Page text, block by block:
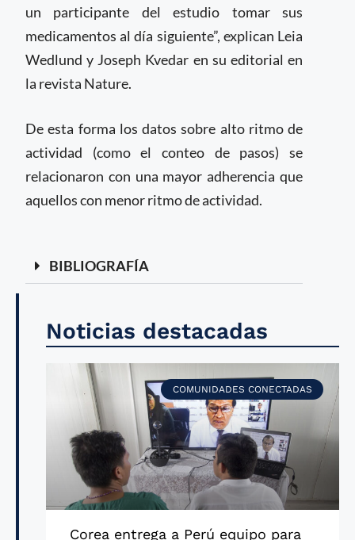
un participante del estudio tomar sus
medicamentos al día siguiente”, explican Leia
Wedlund y Joseph Kvedar en su editorial en
la revista Nature.
De esta forma los datos sobre alto ritmo de
actividad (como el conteo de pasos) se
relacionaron con una mayor adherencia que
aquellos con menor ritmo de actividad.
BIBLIOGRAFÍA
Noticias destacadas
COMUNIDADES CONECTADAS
Corea entrega a Perú equipo para